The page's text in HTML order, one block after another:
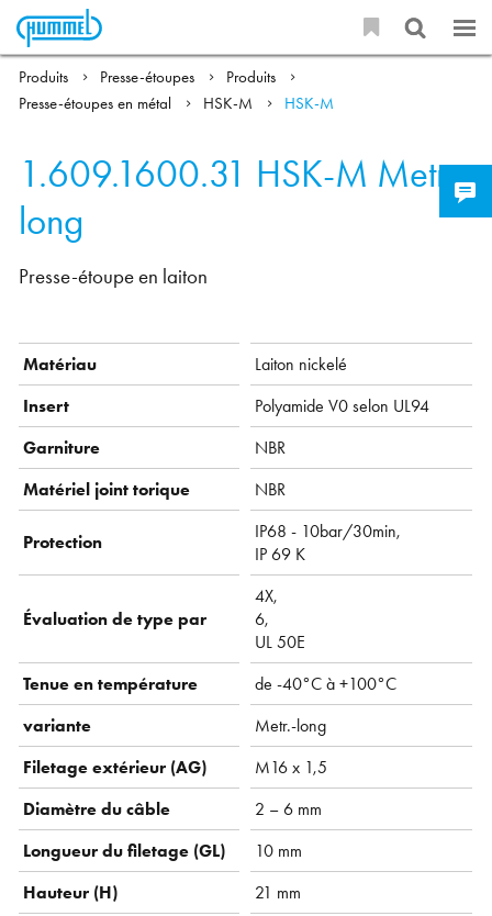
Produits Presse-étoupes
Produits
Presse-étoupes en métal
HSK-M HSK-M
1.609.1600.31 HSK-M Metr.-
long
Presse-étoupe en laiton
Matériau
Laiton nickelé
Insert
Polyamide V0 selon UL94
Garniture
NBR
Matériel joint torique
NBR
Protection
IP68 - 10bar/30min,
IP 69 K
Évaluation de type par
4X,
6,
UL 50E
Tenue en température
de -40°C à +100°C
variante
Metr.-long
Filetage extérieur (AG)
M16 x 1,5
Diamètre du câble
2 – 6 mm
Longueur du filetage (GL)
10 mm
Hauteur (H)
21 mm